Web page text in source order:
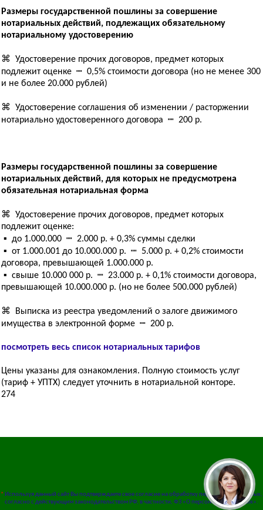
Размеры государственной пошлины за совершение
нотариальных действий, подлежащих обязательному
нотариальному удостоверению
⌘ Удостоверение прочих договоров, предмет которых
подлежит оценке ┉ 0,5% стоимости договора (но не менее 300
и не более 20.000 рублей)
⌘ Удостоверение соглашения об изменении / расторжении
нотариально удостоверенного договора ┉ 200 р.
Размеры государственной пошлины за совершение
нотариальных действий, для которых не предусмотрена
обязательная нотариальная форма
⌘ Удостоверение прочих договоров, предмет которых
подлежит оценке:
▪ до 1.000.000 ┉ 2.000 р. + 0,3% суммы сделки
▪ от 1.000.001 до 10.000.000 р. ┉ 5.000 р. + 0,2% стоимости
договора, превышающей 1.000.000 р.
▪ свыше 10.000 000 р. ┉ 23.000 р. + 0,1% стоимости договора,
превышающей 10.000.000 р. (но не более 500.000 рублей)
⌘ Выписка из реестра уведомлений о залоге движимого
имущества в электронной форме ┉ 200 р.
посмотреть весь список нотариальных тарифов
Цены указаны для ознакомления. Полную стоимость услуг
(тариф + УПТХ) следует уточнить в нотариальной конторе.
274
* Используя данный сайт Вы подтверждаете свое согласие на обработку персональных данных,
согласно с действующим законодательством РФ, в частности, ФЗ «О персональных данных».